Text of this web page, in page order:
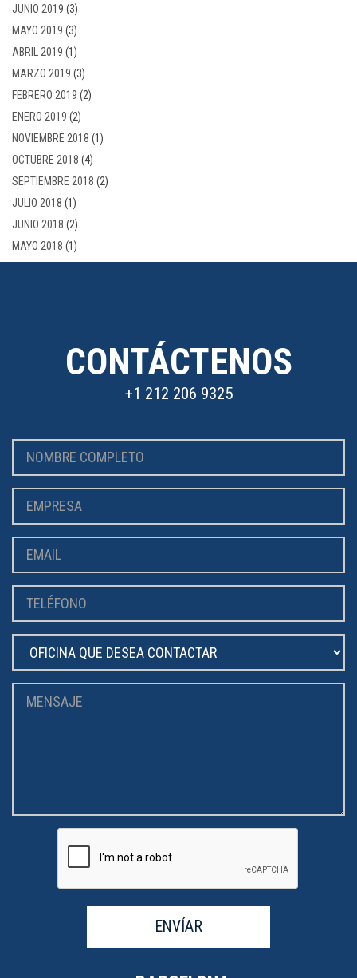
JUNIO 2019 (3)
MAYO 2019 (3)
ABRIL 2019 (1)
MARZO 2019 (3)
FEBRERO 2019 (2)
ENERO 2019 (2)
NOVIEMBRE 2018 (1)
OCTUBRE 2018 (4)
SEPTIEMBRE 2018 (2)
JULIO 2018 (1)
JUNIO 2018 (2)
MAYO 2018 (1)
CONTÁCTENOS
+1 212 206 9325
ENVÍAR